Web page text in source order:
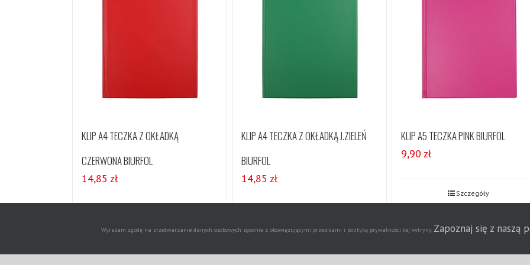
KLIP A4 TECZKA Z OKŁADKĄ
CZERWONA BIURFOL
14,85 zł
KLIP A4 TECZKA Z OKŁADKĄ J.ZIELEŃ
BIURFOL
14,85 zł
KLIP A5 TECZKA PINK BIURFOL
9,90 zł
Szczegóły
Wyrażam zgodę na przetwarzanie danych osobowych zgodnie z obowiązującymi przepisami i polityką prywatności tej witryny. Zapoznaj się z naszą